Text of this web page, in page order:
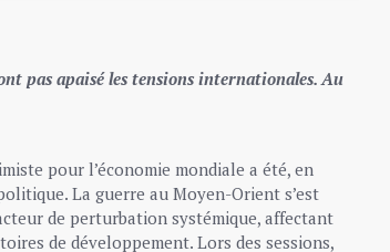
pas apaisé les tensions internationales. Au
pour l’économie mondiale a été, en
La guerre au Moyen-Orient s’est
de perturbation systémique, affectant
de développement. Lors des sessions,